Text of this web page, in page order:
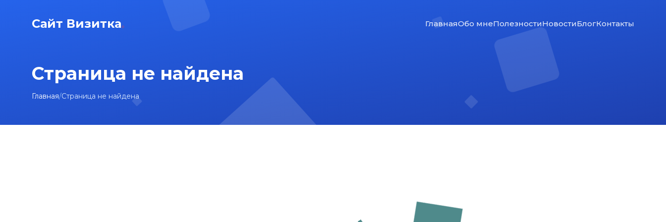
Сайт Визитка ГлавнаяОбо мнеПолезностиНовостиБлогКонтакты
Страница не найдена
Главная/Страница не найдена